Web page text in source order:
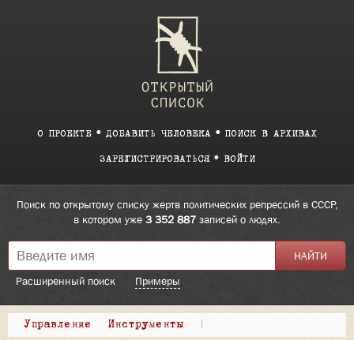
О ПРОЕКТЕ ДОБАВИТЬ ЧЕЛОВЕКА ПОИСК В АРХИВАХ
ЗАРЕГИСТРИРОВАТЬСЯ ВОЙТИ
Поиск по открытому списку жертв политических репрессий в СССР,
в котором уже 3 352 887 записей о людях.
Расширенный поиск Примеры
Управление Инструменты |